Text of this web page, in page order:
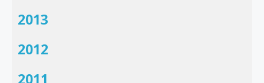
2013
2012
2011